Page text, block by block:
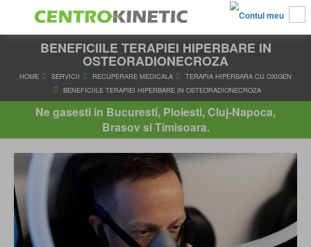
BENEFICIILE TERAPIEI HIPERBARE IN
OSTEORADIONECROZA
SERVICII RECUPERARE MEDICALA
TERAPIA
BENEFICIILE TERAPIEI HIPERBARE IN
Ne gasesti in Bucuresti, Ploiesti, Cluj-Napoca,
Brasov si Timisoara.